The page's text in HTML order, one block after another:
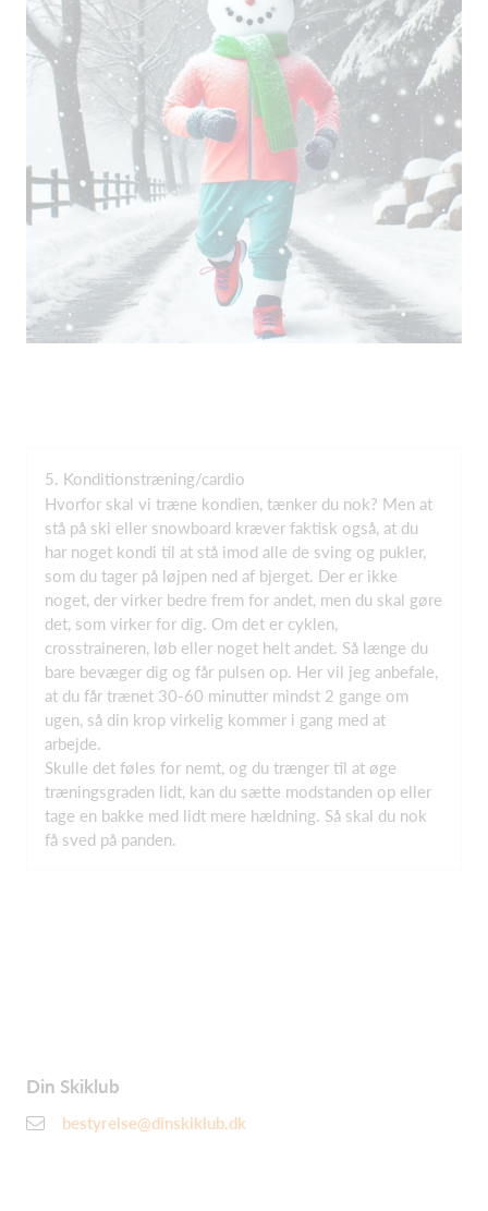
5. Konditionstræning/cardio
Hvorfor skal vi træne kondien, tænker du nok? Men at
stå på ski eller snowboard kræver faktisk også, at du
har noget kondi til at stå imod alle de sving og pukler,
som du tager på løjpen ned af bjerget. Der er ikke
noget, der virker bedre frem for andet, men du skal gøre
det, som virker for dig. Om det er cyklen,
crosstraineren, løb eller noget helt andet. Så længe du
bare bevæger dig og får pulsen op. Her vil jeg anbefale,
at du får trænet 30-60 minutter mindst 2 gange om
ugen, så din krop virkelig kommer i gang med at
arbejde.
Skulle det føles for nemt, og du trænger til at øge
træningsgraden lidt, kan du sætte modstanden op eller
tage en bakke med lidt mere hældning. Så skal du nok
få sved på panden.
Din Skiklub
bestyrelse@dinskiklub.dk